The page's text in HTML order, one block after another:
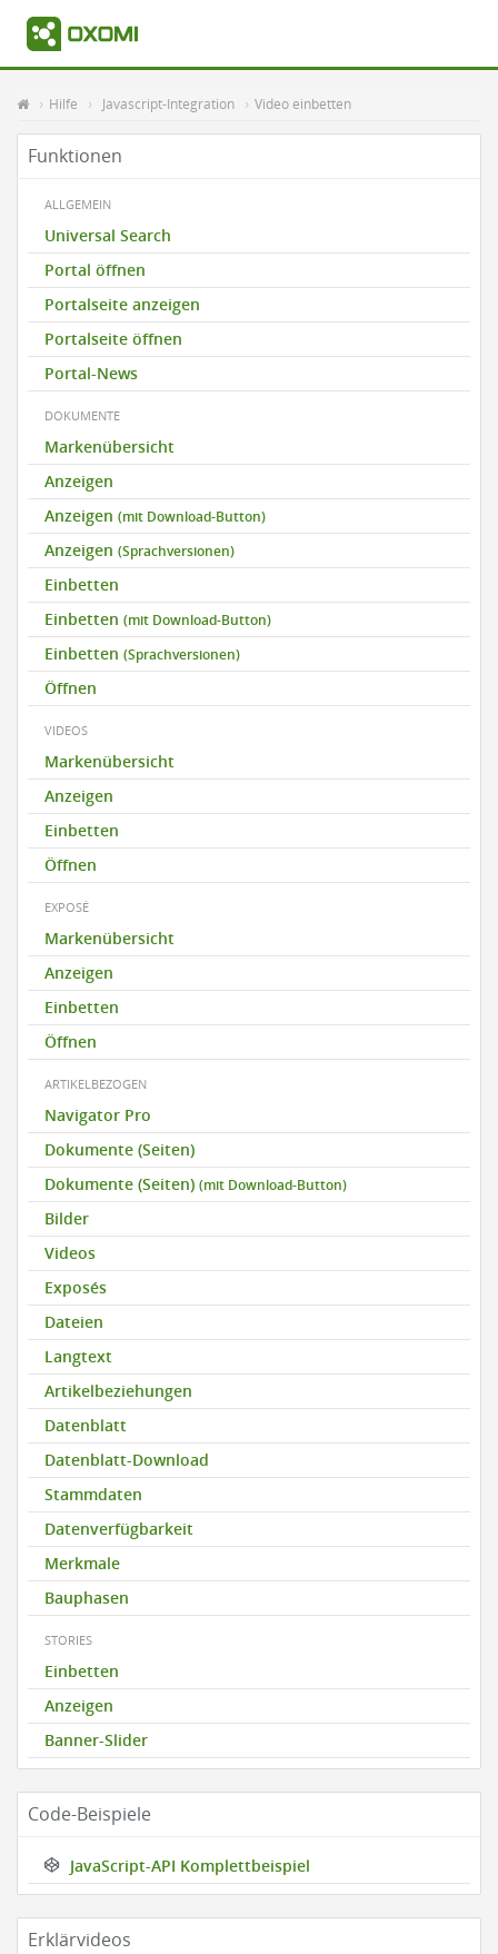
Hilfe Javascript-Integration Video einbetten
Funktionen
ALLGEMEIN
Universal Search
Portal öffnen
Portalseite anzeigen
Portalseite öffnen
Portal-News
DOKUMENTE
Markenübersicht
Anzeigen
Anzeigen (mit Download-Button)
Anzeigen (Sprachversionen)
Einbetten
Einbetten (mit Download-Button)
Einbetten (Sprachversionen)
Öffnen
VIDEOS
Markenübersicht
Anzeigen
Einbetten
Öffnen
EXPOSÉ
Markenübersicht
Anzeigen
Einbetten
Öffnen
ARTIKELBEZOGEN
Navigator Pro
Dokumente (Seiten)
Dokumente (Seiten) (mit Download-Button)
Bilder
Videos
Exposés
Dateien
Langtext
Artikelbeziehungen
Datenblatt
Datenblatt-Download
Stammdaten
Datenverfügbarkeit
Merkmale
Bauphasen
STORIES
Einbetten
Anzeigen
Banner-Slider
Code-Beispiele
JavaScript-API Komplettbeispiel
Erklärvideos